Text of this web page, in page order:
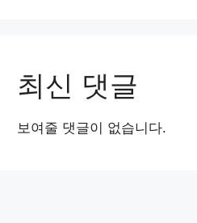
최신 댓글
보여줄 댓글이 없습니다.